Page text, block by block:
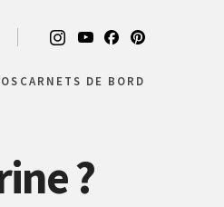
CARNETS DE BORD
?